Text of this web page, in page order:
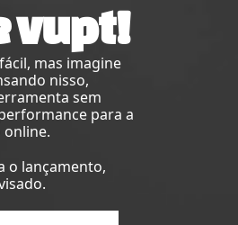
vupt!
mas imagine
nisso,
sem
para a
o lançamento,